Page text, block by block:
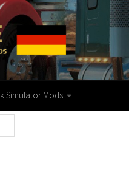
Simulator Mods